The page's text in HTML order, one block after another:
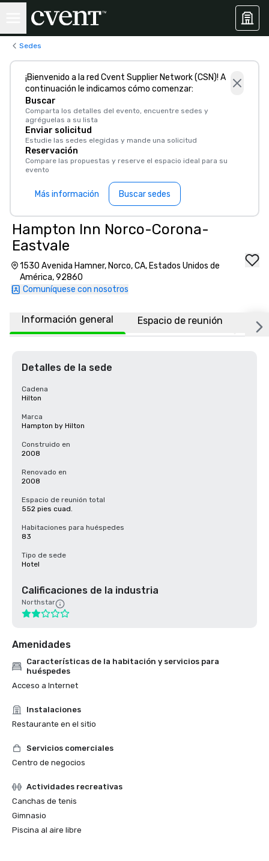
Sedes
¡Bienvenido a la red Cvent Supplier Network (CSN)! A
continuación le indicamos cómo comenzar:
Buscar
Comparta los detalles del evento, encuentre sedes y
agréguelas a su lista
Enviar solicitud
Estudie las sedes elegidas y mande una solicitud
Reservación
Compare las propuestas y reserve el espacio ideal para su
evento
Más información Buscar sedes
Hampton Inn Norco-Corona-
Eastvale
1530 Avenida Hamner, Norco, CA, Estados Unidos de
América, 92860
Comuníquese con nosotros
Información general Espacio de reunión
Detalles de la sede
Cadena
Hilton
Marca
Hampton by Hilton
Construido en
2008
Renovado en
2008
Espacio de reunión total
552 pies cuad.
Habitaciones para huéspedes
83
Tipo de sede
Hotel
Calificaciones de la industria
Northstar
Amenidades
Características de la habitación y servicios para
huéspedes
Acceso a Internet
Instalaciones
Restaurante en el sitio
Servicios comerciales
Centro de negocios
Actividades recreativas
Canchas de tenis
Gimnasio
Piscina al aire libre